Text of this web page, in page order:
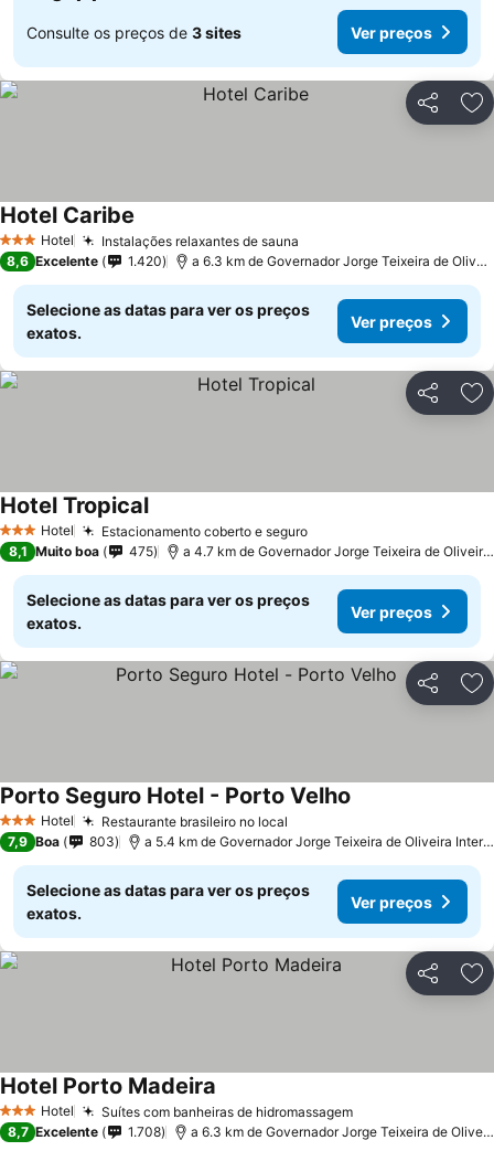
Consulte os preços de 3 sites Ver preços
Partilhar
3 EstrelasHotel Instalações relaxantes de sauna
Hotel Caribe
8,6 Excelente 1.420 a 6.3 km de Governador Jorge Teixeira de
Selecione as datas para ver os preços
exatos.
Ver preços
Partilhar
3 EstrelasHotel Estacionamento coberto e seguroVer preços
Hotel TropicalVer preços
8,1 Muito boa 475 a 4.7 km de Governador Jorge Teixeira de
Selecione as datas para ver os preços
exatos.
Ver preços
Partilhar
3 EstrelasHotel Restaurante brasileiro no local
Porto Seguro Hotel - Porto Velho
7,9 Boa 803 a 5.4 km de Governador Jorge Teixeira de Oliveira
Selecione as datas para ver os preços
exatos.
Ver preços
Partilhar
3 EstrelasHotel Suítes com banheiras de hidromassagemVer preços
Hotel Porto Madeira
8,7 Excelente 1.708 a 6.3 km de Governador Jorge Teixeira de